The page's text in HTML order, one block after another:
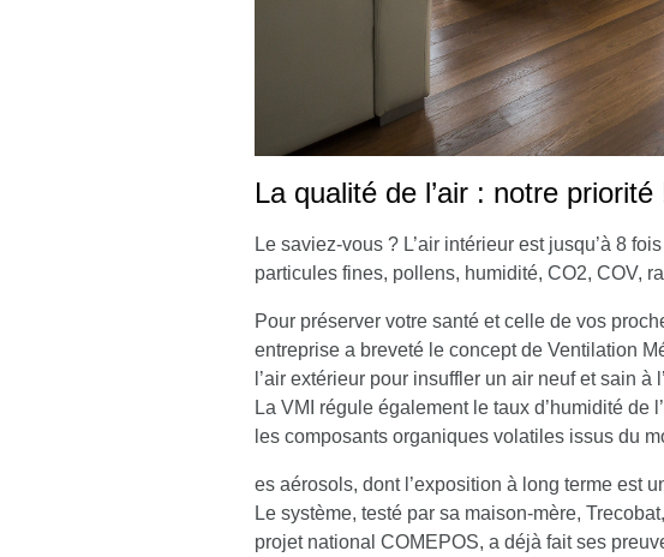
La qualité de l’air : notre priorité
Le saviez-vous ? L’air intérieur est jusqu’à 8
particules fines, pollens, humidité, CO2, COV,
Pour préserver votre santé et celle de vos
entreprise a breveté le concept de Ventilation
l’air extérieur pour insuffler un air neuf et sain
La VMI régule également le taux d’humidité de
les composants organiques volatiles issus du
es aérosols, dont l’exposition à long terme est
Le système, testé par sa maison-mère,
projet national COMEPOS, a déjà fait ses